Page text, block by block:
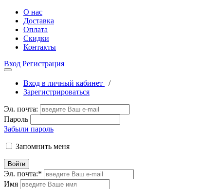
О нас
Доставка
Оплата
Скидки
Контакты
Вход Регистрация
Вход в личный кабинет
/
Зарегистрироваться
Эл. почта:
Пароль
Забыли пароль
Запомнить меня
Войти
Эл. почта:*
Имя